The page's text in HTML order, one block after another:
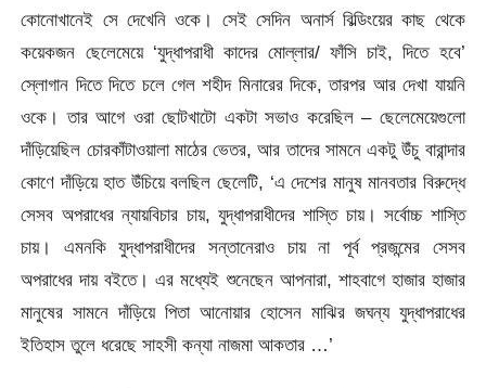
কোনোখানেই সে দেখেনি ওকে। সেই সেদিন অনার্স বিল্ডিংয়ের কাছ থেকে
কয়েকজন ছেলেমেয়ে ‘যুদ্ধাপরাধী কাদের মোল্লার/ ফাঁসি চাই, দিতে হবে’
স্লোগান দিতে দিতে চলে গেল শহীদ মিনারের দিকে, তারপর আর দেখা যায়নি
ওকে। তার আগে ওরা ছোটখাটো একটা সভাও করেছিল – ছেলেমেয়েগুলো
দাঁড়িয়েছিল চোরকাঁটাওয়ালা মাঠের ভেতর, আর তাদের সামনে একটু উঁচু বারান্দার
কোণে দাঁড়িয়ে হাত উঁচিয়ে বলছিল ছেলেটি, ‘এ দেশের মানুষ মানবতার বিরুদ্ধে
সেসব অপরাধের ন্যায়বিচার চায়, যুদ্ধাপরাধীদের শাস্তি চায়। সর্বোচ্চ শাস্তি
চায়। এমনকি যুদ্ধাপরাধীদের সন্তানেরাও চায় না পূর্ব প্রজন্মের সেসব
অপরাধের দায় বইতে। এর মধ্যেই শুনেছেন আপনারা, শাহবাগে হাজার হাজার
মানুষের সামনে দাঁড়িয়ে পিতা আনোয়ার হোসেন মাঝির জঘন্য যুদ্ধাপরাধের
ইতিহাস তুলে ধরেছে সাহসী কন্যা নাজমা আকতার …’